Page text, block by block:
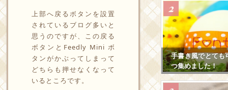
上部へ戻るボタンを設置
されているブログ多いと
思うのですが、この戻る
ボタンとFeedly Mini ボ
タンがかぶってしまって
どちらも押せなくなって
いるところです。
手書き風でとても
つ集めました！